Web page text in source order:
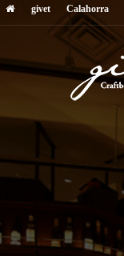
givet Calahorra